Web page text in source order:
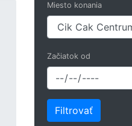
Miesto konania
Začiatok od